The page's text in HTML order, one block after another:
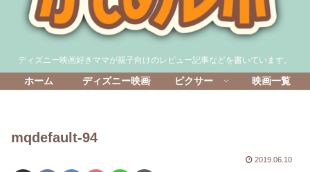
ディズニー映画好きママが親子向けのレビュー記事などを書いています。
ホーム ディズニー映画 ピクサー 映画一覧
mqdefault-94
2019.06.10